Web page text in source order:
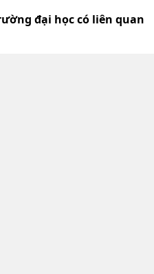
đại học có liên quan